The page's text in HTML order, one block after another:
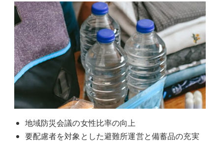
地域防災会議の女性比率の向上
要配慮者を対象とした避難所運営と備蓄品の充実
ー
プ
リ
ン
ク